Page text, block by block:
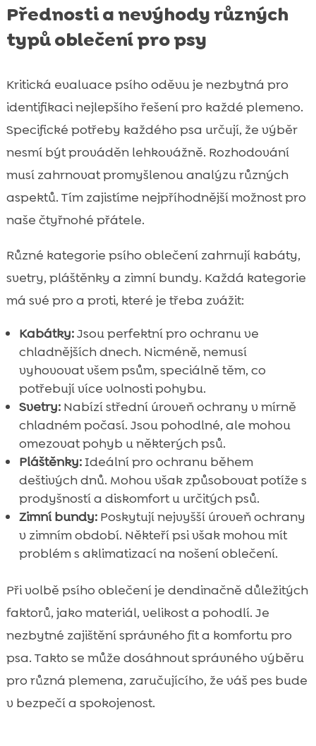
Přednosti a nevýhody různých
typů oblečení pro psy
Kritická evaluace psího oděvu je nezbytná pro
identifikaci nejlepšího řešení pro každé plemeno.
Specifické potřeby každého psa určují, že výběr
nesmí být prováděn lehkovážně. Rozhodování
musí zahrnovat promyšlenou analýzu různých
aspektů. Tím zajistíme nejpříhodnější možnost pro
naše čtyřnohé přátele.
Různé kategorie psího oblečení zahrnují kabáty,
svetry, pláštěnky a zimní bundy. Každá kategorie
má své pro a proti, které je třeba zvážit:
Kabátky:Jsou perfektní pro ochranu ve
chladnějších dnech. Nicméně, nemusí
vyhovovat všem psům, speciálně těm, co
potřebují více volnosti pohybu.
Svetry:Nabízí střední úroveň ochrany v mírně
chladném počasí. Jsou pohodlné, ale mohou
omezovat pohyb u některých psů.
Pláštěnky:Ideální pro ochranu během
deštivých dnů. Mohou však způsobovat potíže s
prodyšností a diskomfort u určitých psů.
Zimní bundy:Poskytují nejvyšší úroveň ochrany
v zimním období. Někteří psi však mohou mít
problém s aklimatizací na nošení oblečení.
Při volbě psího oblečení je dendinačně důležitých
faktorů, jako materiál, velikost a pohodlí. Je
nezbytné zajištění správného fit a komfortu pro
psa. Takto se může dosáhnout správného výběru
pro různá plemena, zaručujícího, že váš pes bude
v bezpečí a spokojenost.